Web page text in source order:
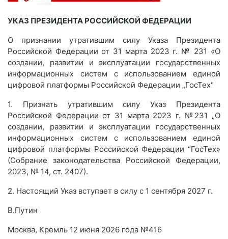
УКАЗ ПРЕЗИДЕНТА РОССИЙСКОЙ ФЕДЕРАЦИИ
О признании утратившим силу Указа Президента
Российской Федерации от 31 марта 2023 г. № 231 «О
создании, развитии и эксплуатации государственных
информационных систем с использованием единой
цифровой платформы Российской Федерации „ГосТех“
1. Признать утратившим силу Указ Президента
Российской Федерации от 31 марта 2023 г. №231 „О
создании, развитии и эксплуатации государственных
информационных систем с использованием единой
цифровой платформы Российской Федерации “ГосТех»
(Собрание законодательства Российской Федерации,
2023, № 14, ст. 2407).
2. Настоящий Указ вступает в силу с 1 сентября 2027 г.
В.Путин
Москва, Кремль 12 июня 2026 года №416